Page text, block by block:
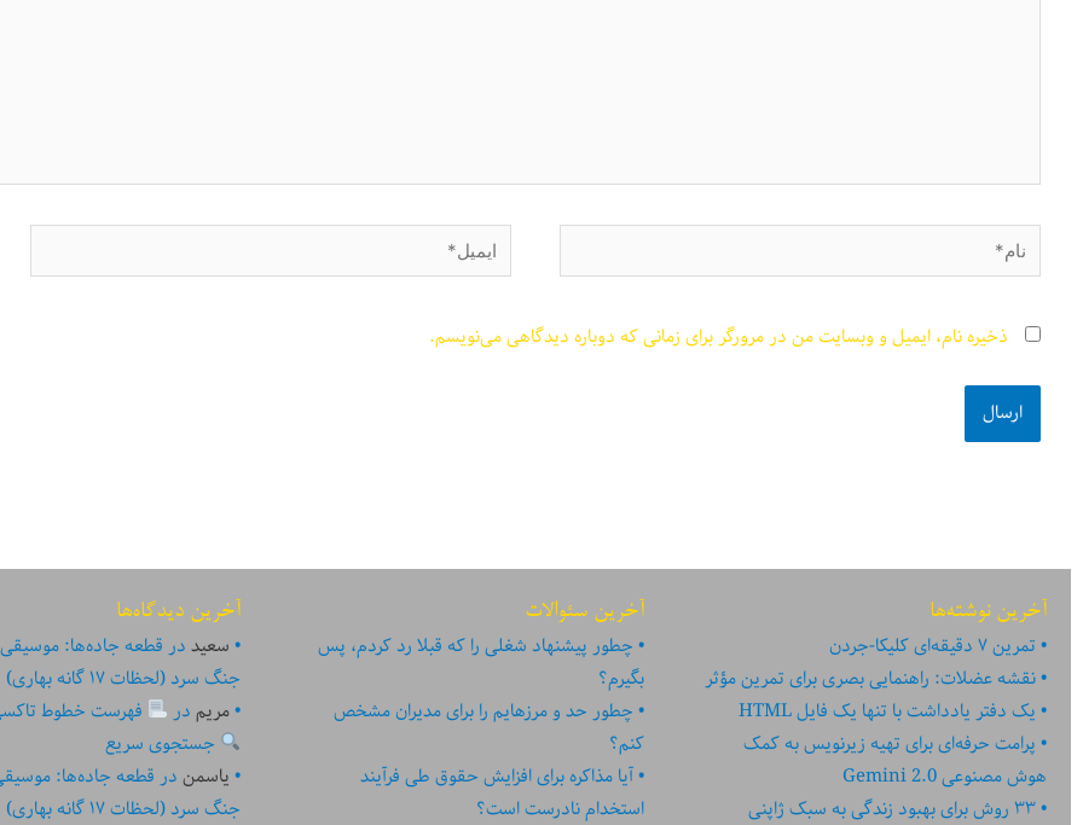
نام* ایمیل*
ذخیره نام، ایمیل و وبسایت من در مرورگر برای زمانی که دوباره دیدگاهی می‌نویسم.
آخرین نوشته‌ها
تمرین ۷ دقیقه‌ای کلیکا-جردن
نقشه عضلات: راهنمایی بصری برای تمرین مؤثر
یک دفتر یادداشت با تنها یک فایل HTML
پرامت حرفه‌ای برای تهیه زیرنویس به کمک
هوش مصنوعی Gemini 2.0
۳۳ روش برای بهبود زندگی به سبک ژاپنی
آخرین سئوالات
چطور پیشنهاد شغلی را که قبلا رد کردم، پس
بگیرم؟
چطور حد و مرزهایم را برای مدیران مشخص
کنم؟
آیا مذاکره برای افزایش حقوق طی فرآیند
استخدام نادرست است؟
آخرین دیدگاه‌ها
سعیددرقطعه جاده‌ها:
جنگ سرد (لحظات ۱۷ گانه بهاری)
مریمدر
فهرست خطوط تاکسی
جستجوی سریع
یاسمندرقطعه جاده‌ها:
جنگ سرد (لحظات ۱۷ گانه بهاری)